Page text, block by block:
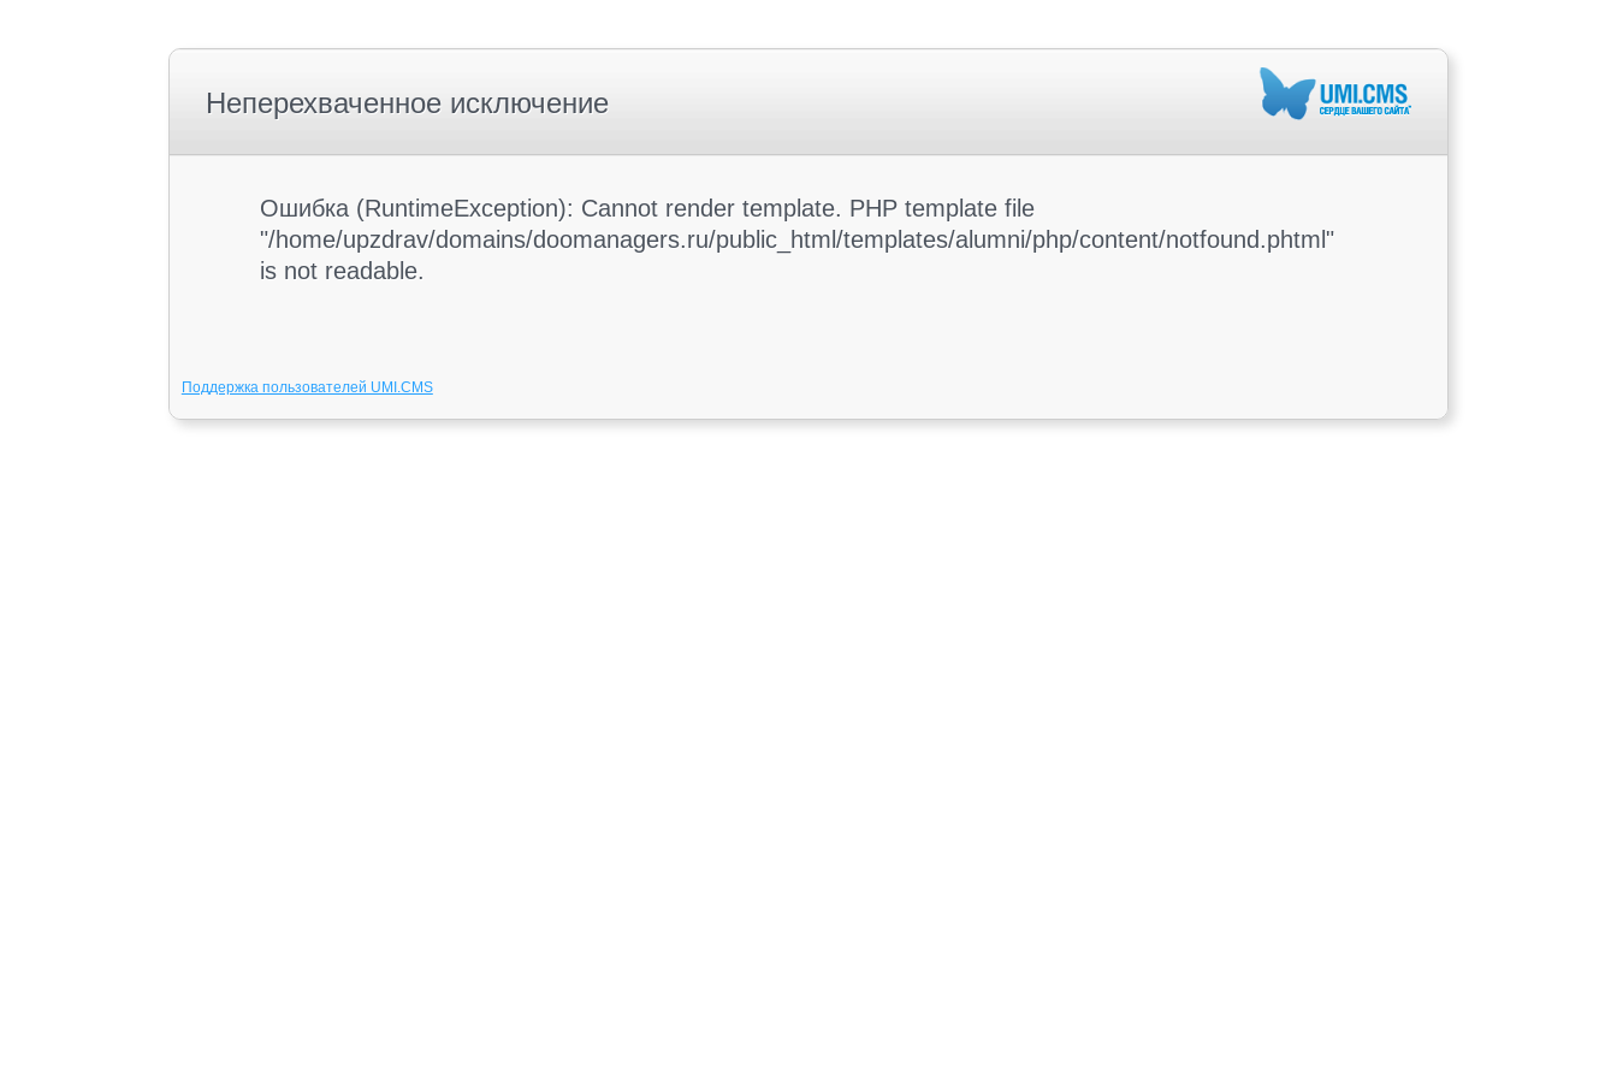
Неперехваченное исключение
Ошибка (RuntimeException): Cannot render template. PHP template file
"/home/upzdrav/domains/doomanagers.ru/public_html/templates/alumni/php/content/notfound.phtml"
is not readable.
Поддержка пользователей UMI.CMS